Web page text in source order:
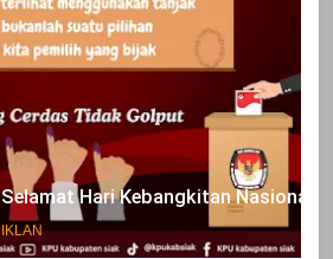
Selamat Hari Kebangkitan Nasional
IKLAN